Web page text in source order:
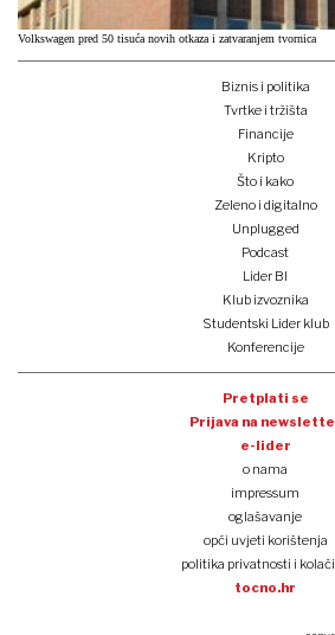
Volkswagen pred 50 tisuća novih otkaza i zatvaranjem tvornica
Biznis i politika
Tvrtke i tržišta
Financije
Kripto
Što i kako
Zeleno i digitalno
Unplugged
Podcast
Lider BI
Klub izvoznika
Studentski Lider klub
Konferencije
Pretplati se
Prijava na
e-lider
o nama
impressum
oglašavanje
opći uvjeti korištenja
politika privatnosti i
tocno.hr